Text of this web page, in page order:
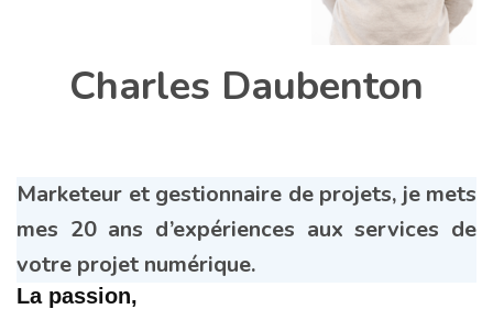
Charles Daubenton
Marketeur et gestionnaire de projets, je mets
mes 20 ans d’expériences aux services de
votre projet numérique.
La passion,